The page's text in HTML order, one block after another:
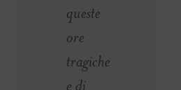
queste
ore
tragiche
e di